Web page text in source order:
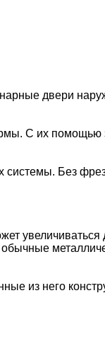
двери
С их
системы. Без
из него